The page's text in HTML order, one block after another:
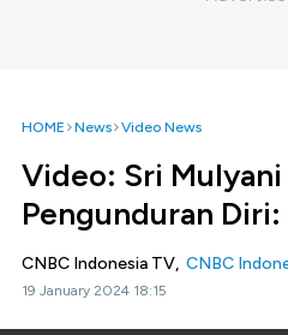
HOME News Video News
Video: Sri Mulyani
Pengunduran Diri:
CNBC Indonesia TV, CNBC
19 January 2024 18:15